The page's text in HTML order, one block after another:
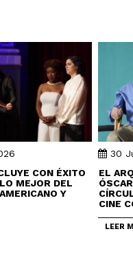
CON ÉXITO
MEJOR DEL
Y
30
EL
CINE
LEER